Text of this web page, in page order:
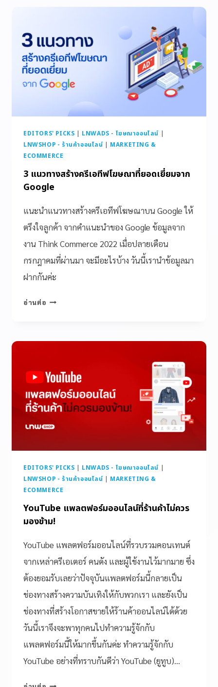
EDITORS' PICKS | LNWADS - โฆษณาออนไลน์ |
LNWSHOP - ร้านค้าออนไลน์ | MARKETING &
ECOMMERCE
3 แนวทางสร้างครีเอทีฟโฆษณาที่ยอดเยี่ยมจาก
Google
แนะนำแนวทางสร้างครีเอทีฟโฆษณาบน Google ให้
ตรึงใจลูกค้า จากคำแนะนำของ Google ข้อมูลจาก
งาน Think Commerce 2022 เมื่อปลายเดือน
กรกฎาคมที่ผ่านมา จะมีอะไรบ้าง วันนี้เรานำข้อมูลมา
ฝากกันค่ะ
อ่านต่อ
EDITORS' PICKS | LNWADS - โฆษณาออนไลน์ |
LNWSHOP - ร้านค้าออนไลน์ | MARKETING &
ECOMMERCE
YouTube แพลตฟอร์มออนไลน์ที่ร้านค้าไม่ควร
มองข้าม!
YouTube แพลตฟอร์มออนไลน์ที่รวบรวมคอนเทนต์
จากเหล่าครีเอเตอร์ คนดัง และผู้ใช้งานไว้มากมาย ซึ่ง
ต้องยอมรับเลยว่าปัจจุบันแพลตฟอร์มนี้กลายเป็น
ช่องทางสร้างความบันเทิงให้กับพวกเรา และยังเป็น
ช่องทางที่สร้างโอกาสขายให้ร้านค้าออนไลน์ได้ด้วย
วันนี้เราจึงจะพาทุกคนไปทำความรู้จักกับ
แพลตฟอร์มนี้ให้มากขึ้นกันค่ะ ทำความรู้จักกับ
YouTube อย่างที่ทราบกันดีว่า YouTube (ยูทูบ)…